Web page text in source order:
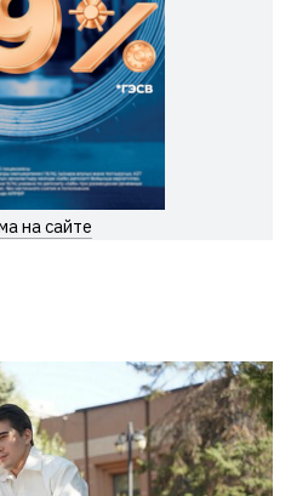
на сайте